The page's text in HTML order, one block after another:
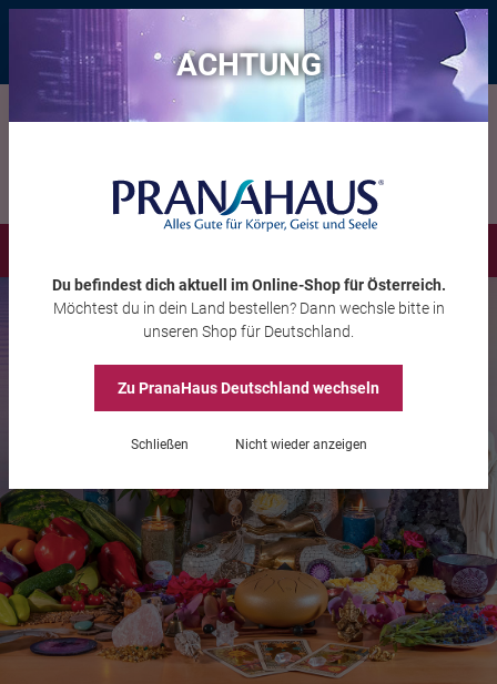
Bis zu 20 € Rabatt* mit dem Vorteils-Codeeintauchen , gültig bis
11.08.2026
ACHTUNG
Du befindest dich aktuell im Online-Shopfür Österreich.
Möchtest du in dein Land bestellen? Dann wechsle bitte in
unseren Shop für Deutschland
Zu PranaHausDeutschland wechseln
Schließen Nicht wieder anzeigen